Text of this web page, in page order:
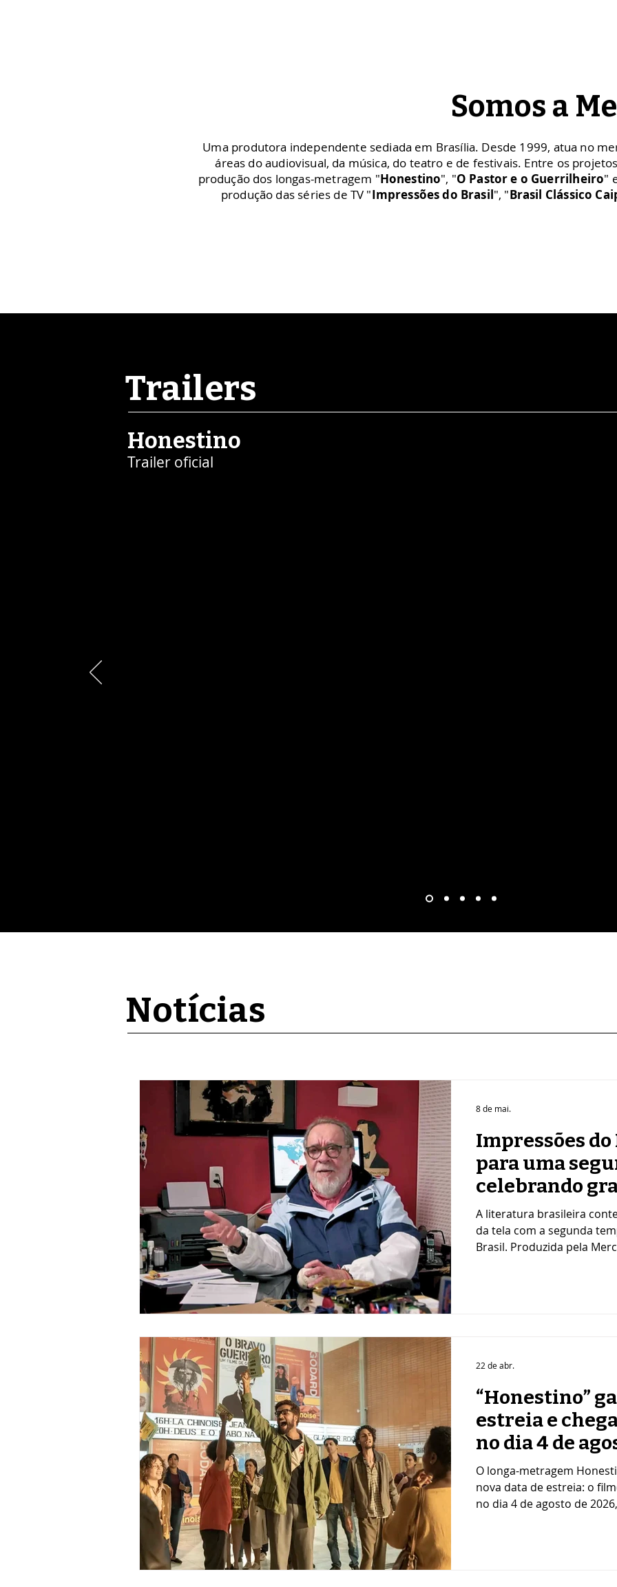
Somos a
Uma produtora independente sediada em Brasília. Desde 1999, atua no
áreas do audiovisual, da música, do teatro e de festivais. Entre os
produção dos longas-metragem "Honestino", "O Pastor e o Guerrilheiro"
produção das séries de TV "Impressões do Brasil", "Brasil Clássico
Trailers
Honestino
Trailer oficial
Notícias
Impressões
para uma
celebrando
literatura
A literatura brasileira
da tela com a segunda
Brasil. Produzida pela
jornalismo, da música e da
8 de mai.
“Honestino”
estreia e
no dia 4 de
O longa-metragem
nova data de estreia: o
no dia 4 de agosto de
22 de abr.